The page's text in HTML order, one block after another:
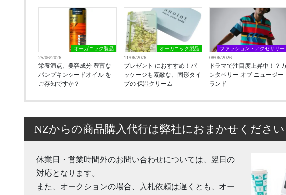
オーガニック製品
25/06/2026
栄養満点、美容成分 豊富な
パンプキンシードオイル を
ご存知ですか？
オーガニック製品
11/06/2026
プレゼント におすすめ！パ
ッケージも素敵な、固形タイ
プの 保湿クリーム
ファッション・アクセサリー
08/06/2026
ドラマで注目度上昇中！？カ
ンタベリー オブ ニュージー
ランド
NZからの商品購入代行は弊社におまかせください
休業日・営業時間外のお問い合わせについては、翌日の
対応となります。
また、オークションの場合、入札依頼は遅くとも、オー